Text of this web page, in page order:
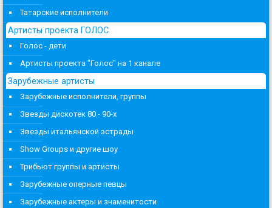
Татарские исполнители
Артисты проекта ГОЛОС
Голос - дети
Артисты проекта "Голос" на 1 канале
Зарубежные артисты
Зарубежные исполнители, группы
Звезды дискотек 80 - 90-х
Звезды итальянской эстрады
Show Groups и другие шоу
Трибьют группы и артисты
Зарубежные оперные певцы
Зарубежные актеры и знаменитости